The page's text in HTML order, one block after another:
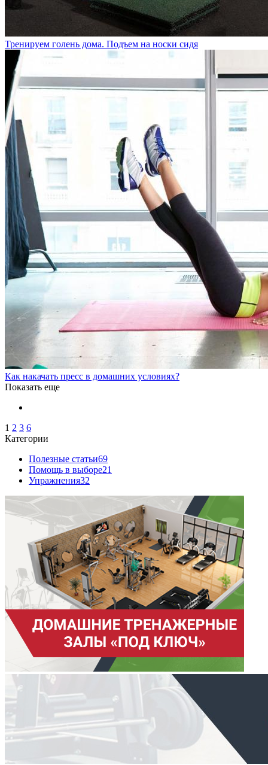
Тренируем голень дома. Подъем на носки сидя
Как накачать пресс в домашних условиях?
Показать еще
1 2 3 6
Категории
Полезные статьи69
Помощь в выборе21
Упражнения32